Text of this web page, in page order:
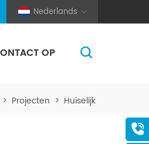
Nederlands
OP
> Projecten > Huiselijk